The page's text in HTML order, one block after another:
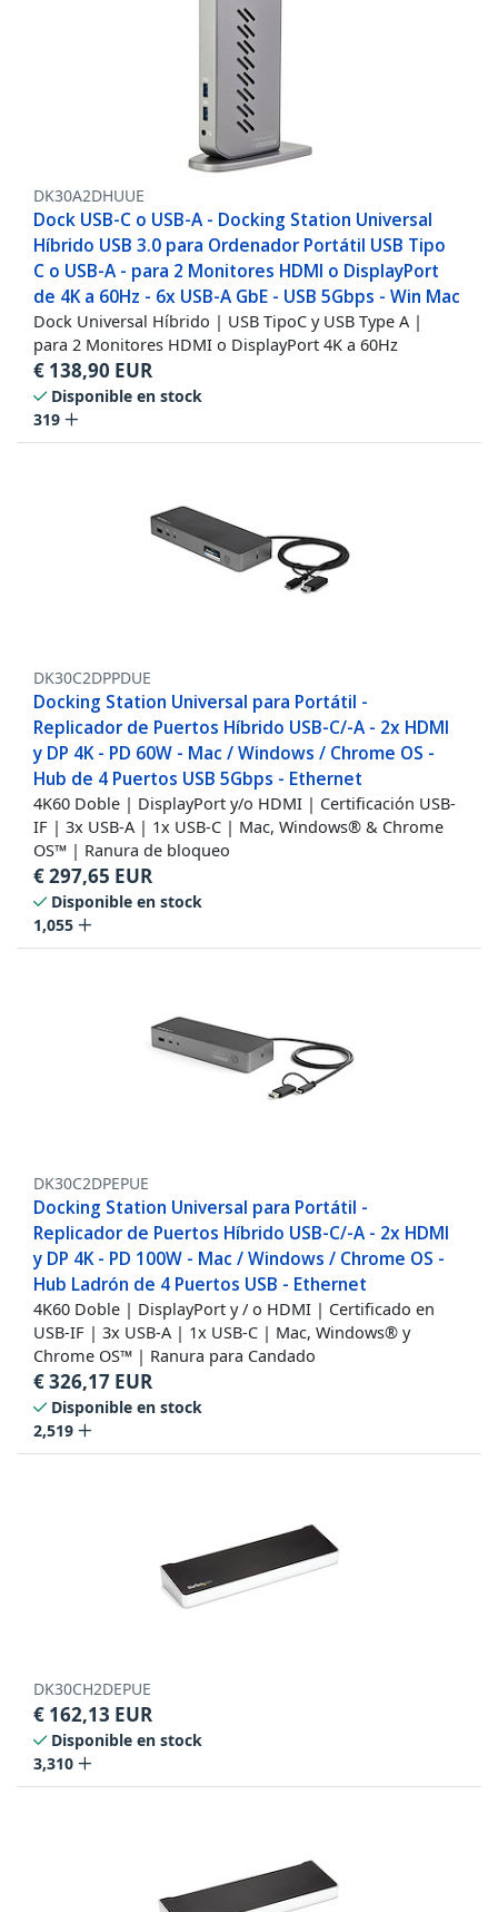
DK30A2DHUUE
Dock USB-C o USB-A - Docking Station Universal
Híbrido USB 3.0 para Ordenador Portátil USB Tipo
C o USB-A - para 2 Monitores HDMI o DisplayPort
de 4K a 60Hz - 6x USB-A GbE - USB 5Gbps - Win Mac
Dock Universal Híbrido | USB TipoC y USB Type A |
para 2 Monitores HDMI o DisplayPort 4K a 60Hz
€ 138,90 EUR
Disponible en stock
319
DK30C2DPPDUE
Docking Station Universal para Portátil -
Replicador de Puertos Híbrido USB-C/-A - 2x HDMI
y DP 4K - PD 60W - Mac / Windows / Chrome OS -
Hub de 4 Puertos USB 5Gbps - Ethernet
4K60 Doble | DisplayPort y/o HDMI | Certificación USB-
IF | 3x USB-A | 1x USB-C | Mac, Windows® & Chrome
OS™ | Ranura de bloqueo
€297,65 EUR
Disponible en stock
1,055
DK30C2DPEPUE
Docking Station Universal para Portátil -
Replicador de Puertos Híbrido USB-C/-A - 2x HDMI
y DP 4K - PD 100W - Mac / Windows / Chrome OS -
Hub Ladrón de 4 Puertos USB - Ethernet
4K60 Doble | DisplayPort y / o HDMI | Certificado en
USB-IF | 3x USB-A | 1x USB-C | Mac, Windows® y
Chrome OS™ | Ranura para Candado
€326,17 EUR
Disponible en stock
2,519
DK30CH2DEPUE
€ 162,13 EUR
Disponible en stock
3,310